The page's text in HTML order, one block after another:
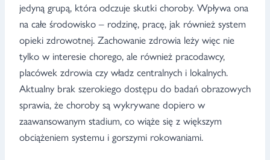
jedyną grupą, która odczuje skutki choroby. Wpływa ona
na całe środowisko – rodzinę, pracę, jak również system
opieki zdrowotnej. Zachowanie zdrowia leży więc nie
tylko w interesie chorego, ale również pracodawcy,
placówek zdrowia czy władz centralnych i lokalnych.
Aktualny brak szerokiego dostępu do badań obrazowych
sprawia, że choroby są wykrywane dopiero w
zaawansowanym stadium, co wiąże się z większym
obciążeniem systemu i gorszymi rokowaniami.